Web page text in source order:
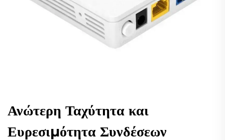
Ανώτερη Ταχύτητα και
Ευρεσιμότητα Συνδέσεων